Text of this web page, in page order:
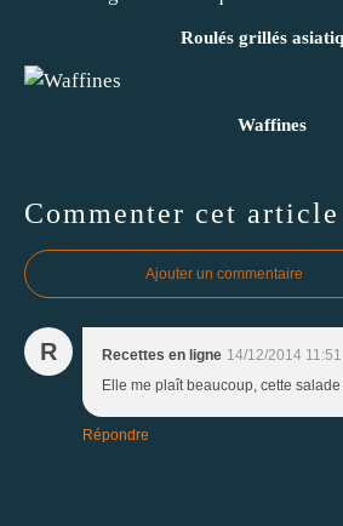
Roulés grillés
Waffines
Commenter cet article
Ajouter un commentaire
R Recettes en ligne 14/12/2014 11:51
Elle me plaît beaucoup, cette
Répondre